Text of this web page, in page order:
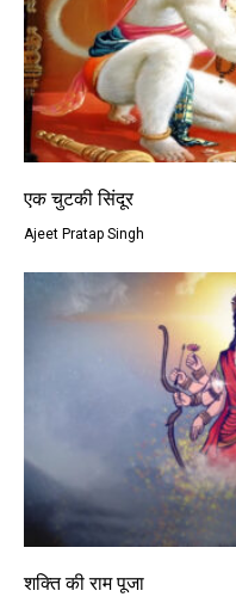
एक चुटकी सिंदूर
Ajeet Pratap Singh
शक्ति की राम पूजा